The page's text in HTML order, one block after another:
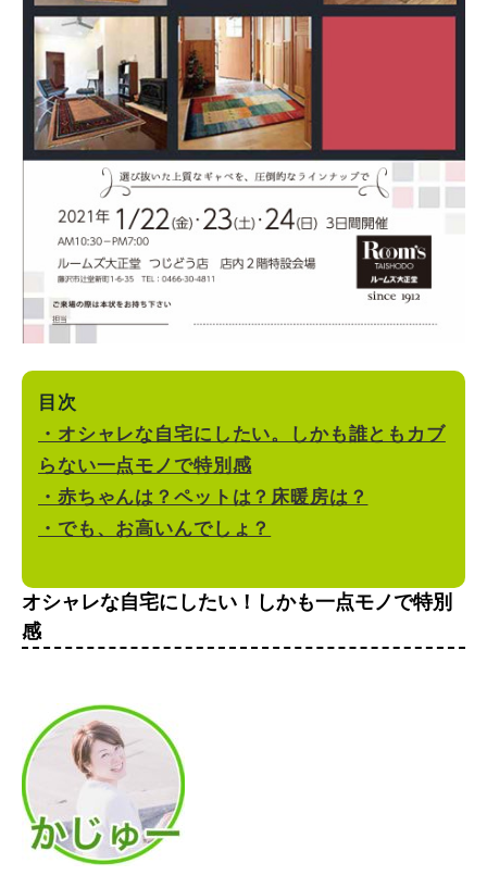
目次
・オシャレな自宅にしたい。しかも誰ともカブ
らない一点モノで特別感
・赤ちゃんは？ペットは？床暖房は？
・でも、お高いんでしょ？
オシャレな自宅にしたい！しかも一点モノで特別
感